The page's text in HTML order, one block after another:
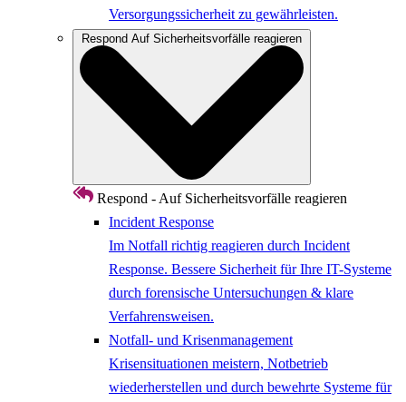
Versorgungssicherheit zu gewährleisten.
Respond Auf Sicherheitsvorfälle reagieren
Respond - Auf Sicherheitsvorfälle reagieren
Incident Response
Im Notfall richtig reagieren durch Incident
Response. Bessere Sicherheit für Ihre IT-Systeme
durch forensische Untersuchungen & klare
Verfahrensweisen.
Notfall- und Krisenmanagement
Krisensituationen meistern, Notbetrieb
wiederherstellen und durch bewehrte Systeme für